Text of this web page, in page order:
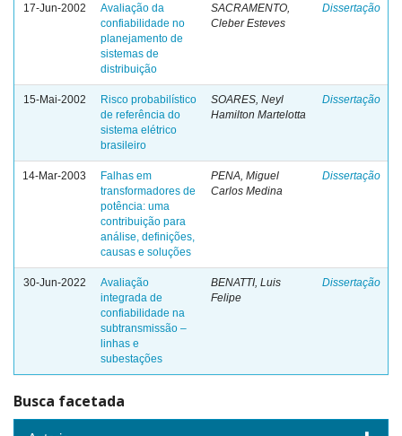
17-Jun-2002
Avaliação da
confiabilidade no
planejamento de
sistemas de
distribuição
SACRAMENTO,
Cleber Esteves
Dissertação
15-Mai-2002
Risco probabilístico
de referência do
sistema elétrico
brasileiro
SOARES, Neyl
Hamilton Martelotta
Dissertação
14-Mar-2003
Falhas em
transformadores de
potência: uma
contribuição para
análise, definições,
causas e soluções
PENA, Miguel
Carlos Medina
Dissertação
30-Jun-2022
Avaliação
integrada de
confiabilidade na
subtransmissão –
linhas e
subestações
BENATTI, Luis
Felipe
Dissertação
Busca facetada